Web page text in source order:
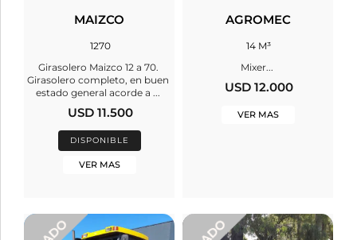
MAIZCO
1270
Girasolero Maizco 12 a 70.
Girasolero completo, en buen
estado general acorde a ...
USD 11.500
DISPONIBLE
VER MAS
AGROMEC
14 M³
Mixer...
USD 12.000
VER MAS